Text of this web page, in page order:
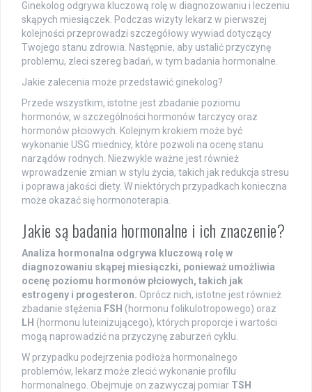
Ginekolog odgrywa kluczową rolę w diagnozowaniu i leczeniu
skąpych miesiączek. Podczas wizyty lekarz w pierwszej
kolejności przeprowadzi szczegółowy wywiad dotyczący
Twojego stanu zdrowia. Następnie, aby ustalić przyczynę
problemu, zleci szereg badań, w tym badania hormonalne.
Jakie zalecenia może przedstawić ginekolog?
Przede wszystkim, istotne jest zbadanie poziomu
hormonów, w szczególności hormonów tarczycy oraz
hormonów płciowych. Kolejnym krokiem może być
wykonanie USG miednicy, które pozwoli na ocenę stanu
narządów rodnych. Niezwykle ważne jest również
wprowadzenie zmian w stylu życia, takich jak redukcja stresu
i poprawa jakości diety. W niektórych przypadkach konieczna
może okazać się hormonoterapia.
Jakie są badania hormonalne i ich znaczenie?
Analiza hormonalna odgrywa kluczową rolę w
diagnozowaniu skąpej miesiączki, ponieważ umożliwia
ocenę poziomu hormonów płciowych, takich jak
estrogeny i progesteron. Oprócz nich, istotne jest również
zbadanie stężenia FSH (hormonu folikulotropowego) oraz
LH (hormonu luteinizującego), których proporcje i wartości
mogą naprowadzić na przyczynę zaburzeń cyklu.
W przypadku podejrzenia podłoża hormonalnego
problemów, lekarz może zlecić wykonanie profilu
hormonalnego. Obejmuje on zazwyczaj pomiar TSH